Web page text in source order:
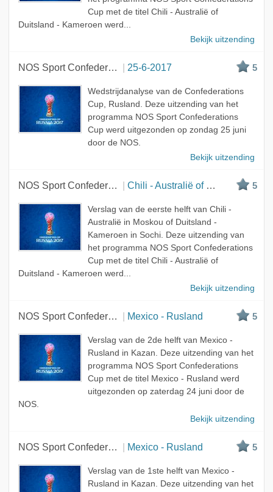
Cup met de titel Chili - Australië of
Duitsland - Kameroen werd...
Bekijk uitzending
NOS Sport Confederations Cup 25-6-2017 5
Wedstrijdanalyse van de Confederations
Cup, Rusland. Deze uitzending van het
programma NOS Sport Confederations
Cup werd uitgezonden op zondag 25 juni
door de NOS.
Bekijk uitzending
NOS Sport Confederations Cup Chili - Australië of Duitsland - Kameroen 5
Verslag van de eerste helft van Chili -
Australië in Moskou of Duitsland -
Kameroen in Sochi. Deze uitzending van
het programma NOS Sport Confederations
Cup met de titel Chili - Australië of
Duitsland - Kameroen werd...
Bekijk uitzending
NOS Sport Confederations Cup Mexico - Rusland 5
Verslag van de 2de helft van Mexico -
Rusland in Kazan. Deze uitzending van het
programma NOS Sport Confederations
Cup met de titel Mexico - Rusland werd
uitgezonden op zaterdag 24 juni door de
NOS.
Bekijk uitzending
NOS Sport Confederations Cup Mexico - Rusland 5
Verslag van de 1ste helft van Mexico -
Rusland in Kazan. Deze uitzending van het